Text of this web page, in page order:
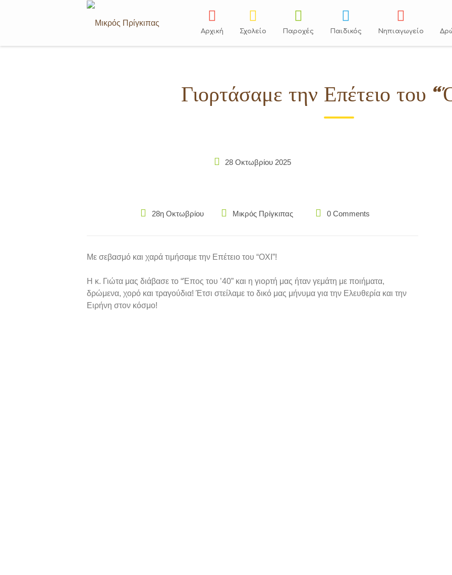
Αρχική Σχολείο Παροχές Παιδικός Νηπιαγωγείο
Γιορτάσαμε την Επέτειο του
28 Οκτωβρίου 2025
28η Οκτωβρίου Μικρός Πρίγκιπας 0 Comments
Με σεβασμό και χαρά τιμήσαμε την Επέτειο του “ΟΧΙ”!
Η κ. Γιώτα μας διάβασε το “Έπος του ’40” και η γιορτή μας ήταν γεμάτη με ποιήματα,
δρώμενα, χορό και τραγούδια! Έτσι στείλαμε το δικό μας μήνυμα για την Ελευθερία και την
Ειρήνη στον κόσμο!